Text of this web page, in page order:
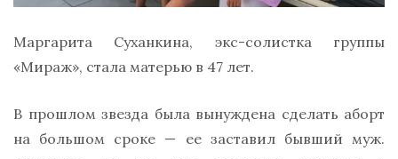
Маргарита Суханкина, экс-солистка группы
«Мираж», стала матерью в 47 лет.
В прошлом звезда была вынуждена сделать аборт
на большом сроке — ее заставил бывший муж.